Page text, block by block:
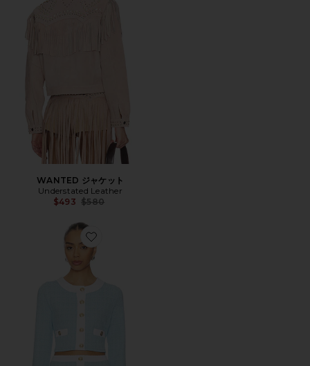
WANTED ジャケット
Understated Leather
$493 Previous price:
$580
Favorite ADALINE カーディガン